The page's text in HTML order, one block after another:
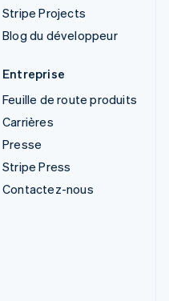
Stripe Projects
Blog du développeur
Entreprise
Feuille de route produits
Carrières
Presse
Stripe Press
Contactez-nous